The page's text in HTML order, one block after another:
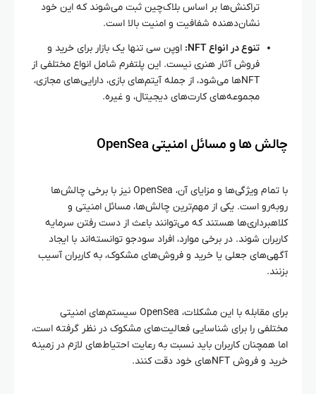
تراکنش‌ها بر اساس بلاک‌چین ثبت می‌شوند که این خود
نشان‌دهنده شفافیت و امنیت بالا است.
تنوع در انواع NFT:
اوپن سی تنها یک بازار برای خرید و
فروش آثار هنری نیست. این پلتفرم شامل انواع مختلفی از
NFT‌ها می‌شود، از جمله آیتم‌های بازی، دارایی‌های مجازی،
مجموعه‌های کارت‌های دیجیتال، و غیره.
چالش‌ ها و مسائل امنیتی OpenSea
با تمام ویژگی‌ها و مزایای آن، OpenSea نیز با برخی چالش‌ها
روبه‌رو است. یکی از مهم‌ترین چالش‌ها، مسائل امنیتی و
کلاهبرداری‌ها هستند که می‌توانند باعث از دست رفتن سرمایه
کاربران شوند. در برخی موارد، افراد سودجو توانسته‌اند با ایجاد
آگهی‌های جعلی یا خرید و فروش‌های مشکوک، به کاربران آسیب
بزنند.
برای مقابله با این مشکلات، OpenSea سیستم‌های امنیتی
مختلفی را برای شناسایی فعالیت‌های مشکوک در نظر گرفته است،
اما همچنان کاربران باید نسبت به رعایت احتیاط‌های لازم در زمینه
خرید و فروش NFT‌های خود دقت کنند.